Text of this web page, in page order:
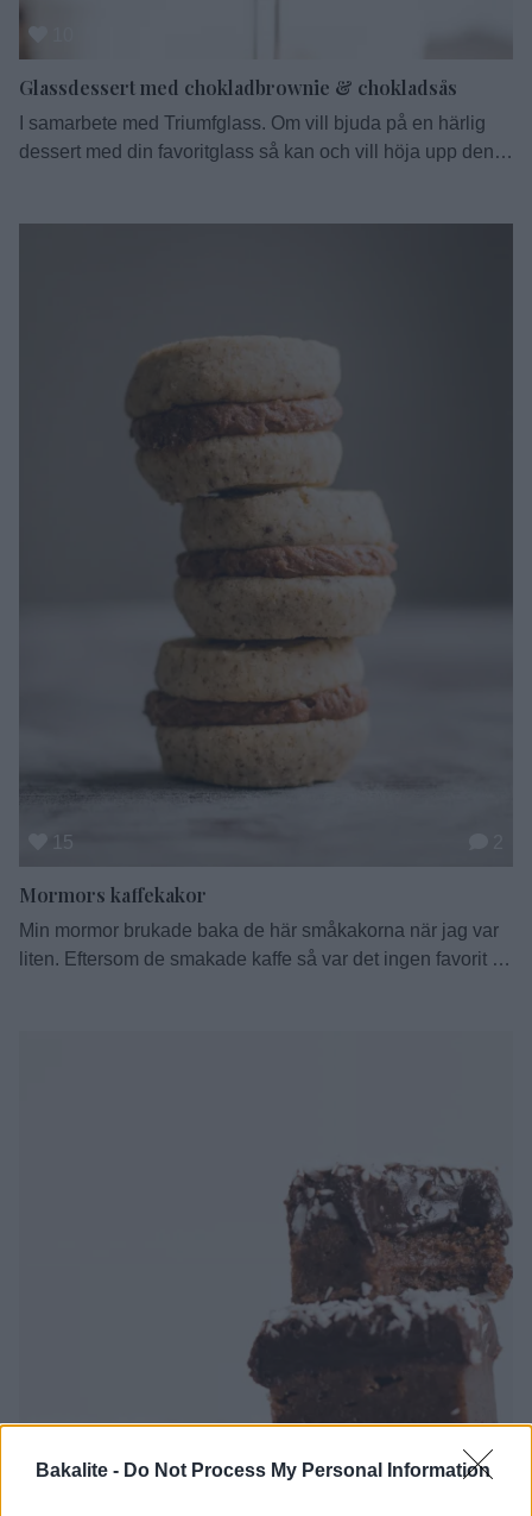
Bakalite - Do Not Process My Personal Information
Glassdessert med chokladbrownie & chokladsås
I samarbete med Triumfglass. Om vill bjuda på en härlig
dessert med din favoritglass så kan och vill höja upp den
15
Mormors kaffekakor
Min mormor brukade baka de här småkakorna när jag var
liten. Eftersom de smakade kaffe så var det ingen favorit för